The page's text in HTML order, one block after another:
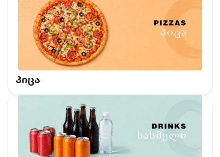
პიცა